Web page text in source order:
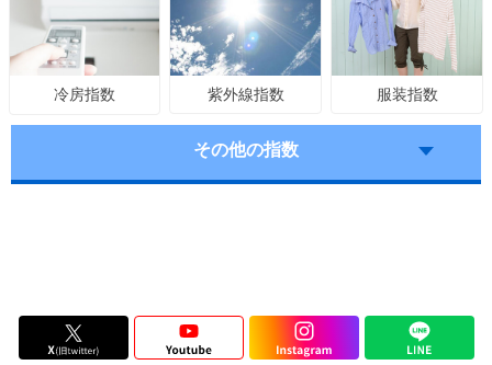
冷房指数 紫外線指数 服装指数
その他の指数